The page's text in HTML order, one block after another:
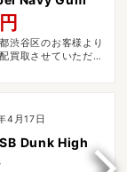
渋谷区のお客様より
買取させていただき
4月17日
Dunk High